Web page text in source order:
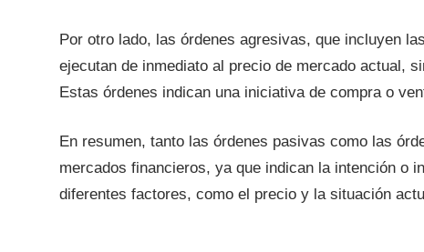
Por otro lado, las órdenes agresivas, que incluyen
ejecutan de inmediato al precio de mercado actual,
Estas órdenes indican una iniciativa de compra o
En resumen, tanto las órdenes pasivas como las
mercados financieros, ya que indican la intención o
diferentes factores, como el precio y la situación